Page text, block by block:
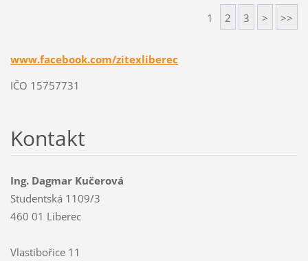
1 2 3 > >>
www.facebook.com/zitexliberec
IČO 15757731
Kontakt
Ing. Dagmar Kučerová
Studentská 1109/3
460 01 Liberec
Vlastibořice 11